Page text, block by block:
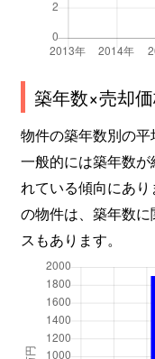
築年数×売却
物件の築年数別の平
一般的には築年数
れている傾向にあ
の物件は、築年数
スもあります。